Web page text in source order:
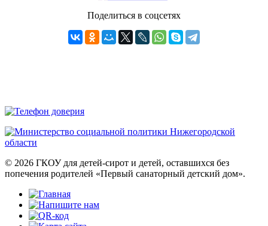
Поделиться в соцсетях
© 2026 ГКОУ для детей-сирот и детей, оставшихся без
попечения родителей «Первый санаторный детский дом».